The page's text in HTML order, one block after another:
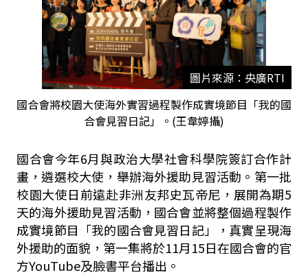
圖片來源：央廣RTI
國合會將校園大使海外實習過程製作成實境節目「我的國
合會見習日記」。(王韋婷攝)
國合會今年6月與政治大學社會科學院簽訂合作計
畫，遴選校大使，舉辦海外援助見習活動。第一批
校園大使日前遠赴非洲友邦史瓦帝尼，展開為期5
天的海外援助見習活動，國合會並將整個過程製作
成實境節目「我的國合會見習日記」，真實呈現海
外援助的面貌，第一集將於11月15日在國合會的官
方YouTube及臉書平台播出。